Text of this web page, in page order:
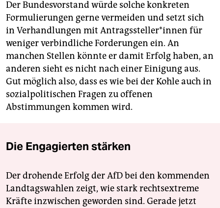
Der Bundesvorstand würde solche konkreten
Formulierungen gerne vermeiden und setzt sich
in Verhandlungen mit An­trags­stel­le­r*in­nen für
weniger verbindliche Forderungen ein. An
manchen Stellen könnte er damit Erfolg haben, an
anderen sieht es nicht nach einer Einigung aus.
Gut möglich also, dass es wie bei der Kohle auch in
sozialpolitischen Fragen zu offenen
Abstimmungen kommen wird.
Die Engagierten stärken
Der drohende Erfolg der AfD bei den kommenden
Landtagswahlen zeigt, wie stark rechtsextreme
Kräfte inzwischen geworden sind. Gerade jetzt